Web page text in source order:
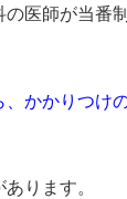
医師が当番
、かかりつけ
ります。